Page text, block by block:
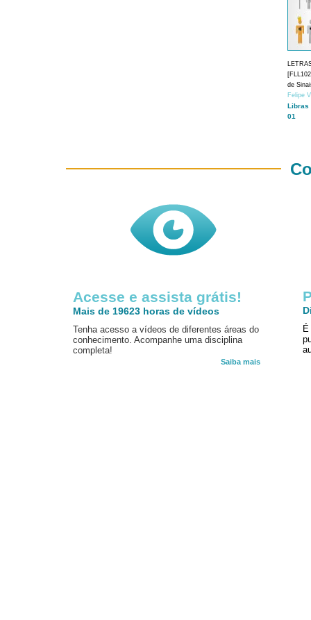
de
Felipe
Libras
01
Acesse e assista grátis!
Mais de 19623 horas de vídeos
Tenha acesso a vídeos de diferentes áreas do
conhecimento. Acompanhe uma disciplina
completa!
Saiba mais